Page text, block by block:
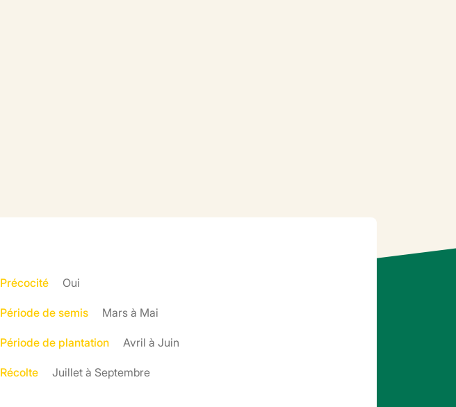
Précocité
Oui
Période de semis
Mars à Mai
Période de plantation
Avril à Juin
Récolte
Juillet à Septembre